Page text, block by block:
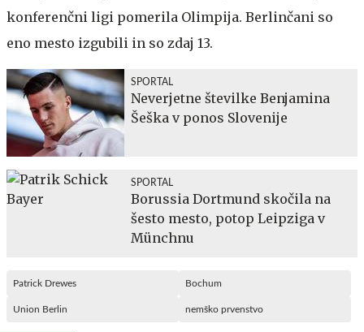
konferenčni ligi pomerila Olimpija. Berlinčani so
eno mesto izgubili in so zdaj 13.
SPORTAL
Neverjetne številke Benjamina
Šeška v ponos Slovenije
SPORTAL
Borussia Dortmund skočila na
šesto mesto, potop Leipziga v
Münchnu
Patrick Drewes Bochum
Union Berlin nemško prvenstvo